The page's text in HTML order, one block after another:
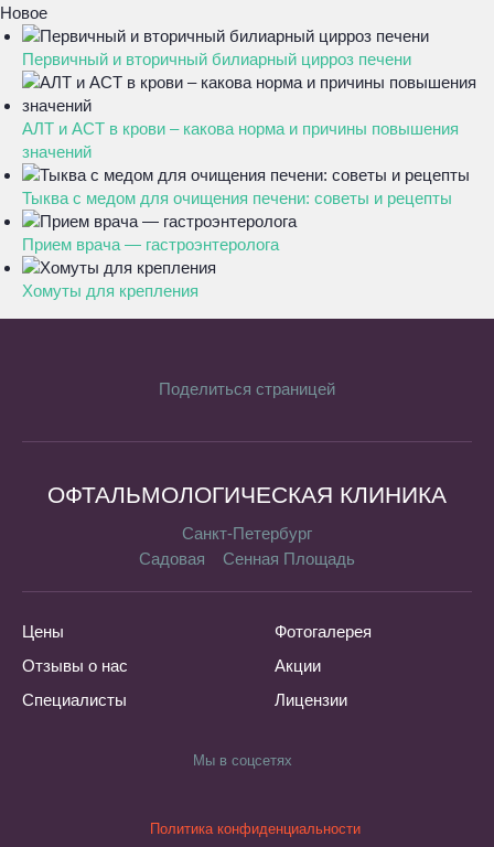
Новое
Первичный и вторичный билиарный цирроз печени
АЛТ и АСТ в крови – какова норма и причины повышения
значений
Тыква с медом для очищения печени: советы и рецепты
Прием врача — гастроэнтеролога
Хомуты для крепления
Поделиться страницей
ОФТАЛЬМОЛОГИЧЕСКАЯ КЛИНИКА
Санкт-Петербург
Садовая
Сенная Площадь
Цены
Отзывы о нас
Специалисты
Фотогалерея
Акции
Лицензии
Мы в соцсетях
Политика конфиденциальности